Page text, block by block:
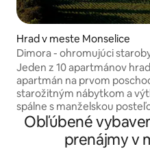
Hrad v meste Monselice
Dimora - ohromujúci
vyhrievaným bazénom
Jeden z 10 apartmánov
apartmán na prvom
starožitným nábytkom a
spálne s manželskou
oddelenými posteľami,
izba s biliardom, kuchyňa, 2
starožitnou vaňou. V cene
Obľúbené
prenájmy v